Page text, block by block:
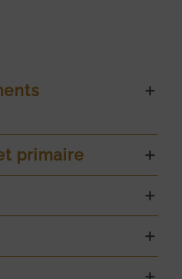
primaire